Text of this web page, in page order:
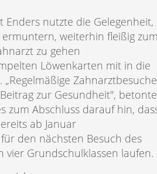
Enders nutzte die Gelegenheit,
weiterhin fleißig
zu gehen
Löwenkarten mit in die
Zahnarztbesuche
zur Gesundheit", betonte
zum Abschluss darauf hin,
ab Januar
den nächsten Besuch des
vier Grundschulklassen laufen.